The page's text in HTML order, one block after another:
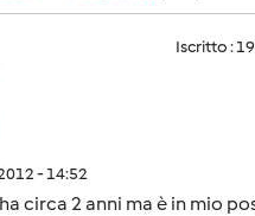
Iscritto :
- 14:52
circa 2 anni ma è in mio